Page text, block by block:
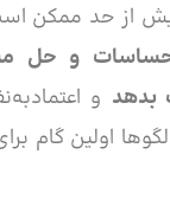
از حد ممکن
احساسات و حل
بدهد و
اولین گام